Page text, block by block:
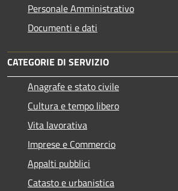
Personale Amministrativo
Documenti e dati
CATEGORIE DI SERVIZIO
Anagrafe e stato civile
Cultura e tempo libero
Vita lavorativa
Imprese e Commercio
Appalti pubblici
Catasto e urbanistica